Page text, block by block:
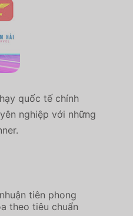
quốc tế chính
nghiệp với những
tiên phong
theo tiêu chuẩn